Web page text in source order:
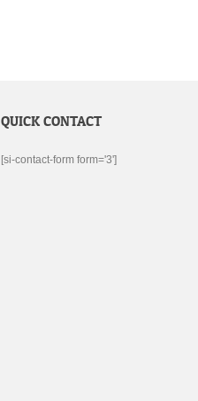
QUICK CONTACT
[si-contact-form form='3']